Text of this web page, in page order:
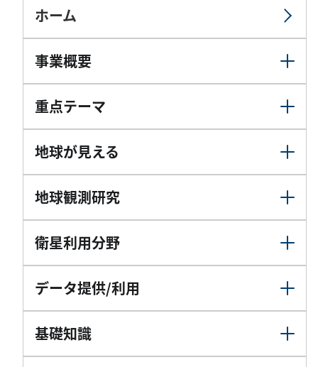
ホーム
事業概要
重点テーマ
地球が見える
地球観測研究
衛星利用分野
データ提供/利用
基礎知識